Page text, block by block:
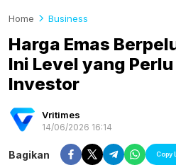
Home Business
Harga Emas
Ini Level yang
Investor
Vritimes
14/06/2026 16:14
Bagikan Copy